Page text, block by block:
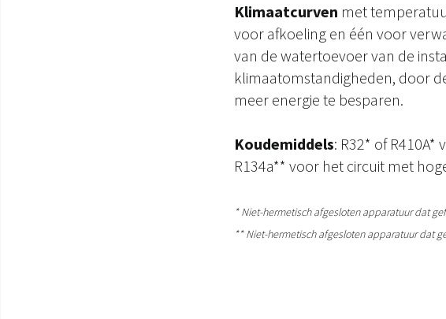
Klimaatcurven met
voor afkoeling en één voor
van de watertoevoer van de
klimaatomstandigheden, door
meer energie te besparen.
Koudemiddels: R32* of
R134a** voor het circuit met
* Niet-hermetisch afgesloten apparatuur dat
** Niet-hermetisch afgesloten apparatuur dat